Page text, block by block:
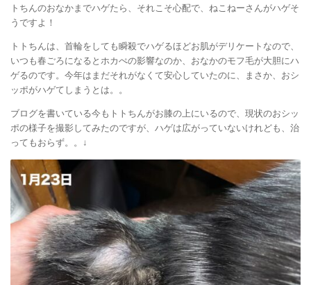
トちんのおなかまでハゲたら、それこそ心配で、ねこねーさんがハゲそ
うですよ！
トトちんは、首輪をしても瞬殺でハゲるほどお肌がデリケートなので、
いつも春ごろになるとホカぺの影響なのか、おなかのモフ毛が大胆にハ
ゲるのです。今年はまだそれがなくて安心していたのに、まさか、おシ
ッポがハゲてしまうとは。。
ブログを書いている今もトトちんがお膝の上にいるので、現状のおシッ
ポの様子を撮影してみたのですが、ハゲは広がっていないけれども、治
ってもおらず。。↓